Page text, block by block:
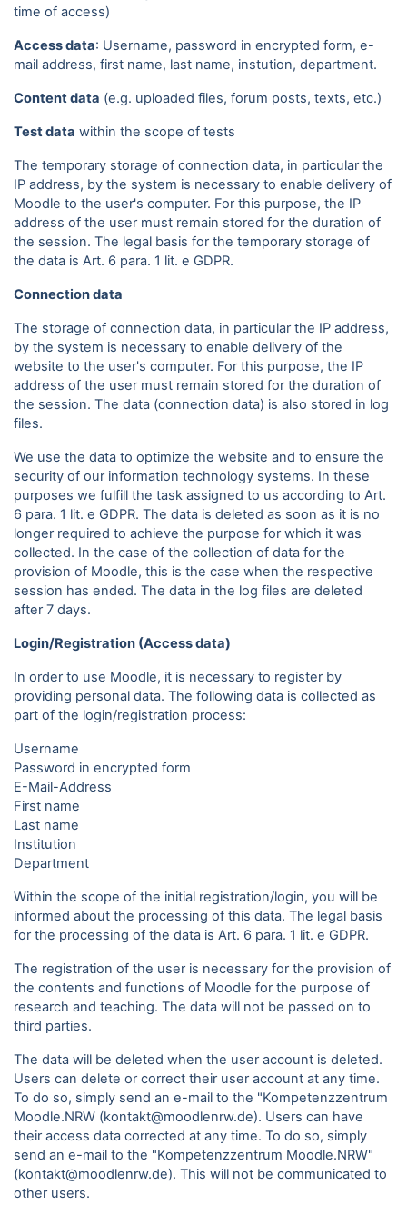
time of access)
Access data: Username, password in encrypted form, e-
mail address, first name, last name, instution, department.
Content data (e.g. uploaded files, forum posts, texts, etc.)
Test data within the scope of tests
The temporary storage of connection data, in particular the
IP address, by the system is necessary to enable delivery of
Moodle to the user's computer. For this purpose, the IP
address of the user must remain stored for the duration of
the session. The legal basis for the temporary storage of
the data is Art. 6 para. 1 lit. e GDPR.
Connection data
The storage of connection data, in particular the IP address,
by the system is necessary to enable delivery of the
website to the user's computer. For this purpose, the IP
address of the user must remain stored for the duration of
the session. The data (connection data) is also stored in log
files.
We use the data to optimize the website and to ensure the
security of our information technology systems. In these
purposes we fulfill the task assigned to us according to Art.
6 para. 1 lit. e GDPR. The data is deleted as soon as it is no
longer required to achieve the purpose for which it was
collected. In the case of the collection of data for the
provision of Moodle, this is the case when the respective
session has ended. The data in the log files are deleted
after 7 days.
Login/Registration (Access data)
In order to use Moodle, it is necessary to register by
providing personal data. The following data is collected as
part of the login/registration process:
Username
Password in encrypted form
E-Mail-Address
First name
Last name
Institution
Department
Within the scope of the initial registration/login, you will be
informed about the processing of this data. The legal basis
for the processing of the data is Art. 6 para. 1 lit. e GDPR.
The registration of the user is necessary for the provision of
the contents and functions of Moodle for the purpose of
research and teaching. The data will not be passed on to
third parties.
The data will be deleted when the user account is deleted.
Users can delete or correct their user account at any time.
To do so, simply send an e-mail to the "Kompetenzzentrum
Moodle.NRW (kontakt@moodlenrw.de). Users can have
their access data corrected at any time. To do so, simply
send an e-mail to the "Kompetenzzentrum Moodle.NRW"
(kontakt@moodlenrw.de). This will not be communicated to
other users.